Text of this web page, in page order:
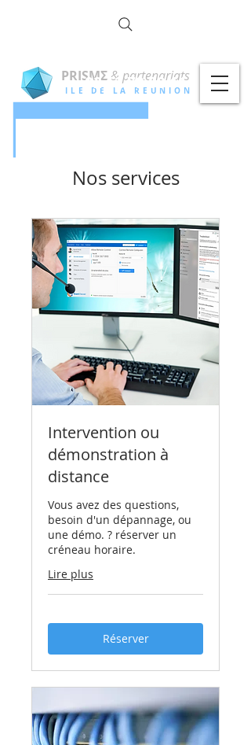
ILE DE LA REUNION
PRISMΣ & partenariats
02 62 79 00 11
Nos services
Intervention ou
démonstration à
distance
Vous avez des questions,
besoin d'un dépannage, ou
une démo. ? réserver un
créneau horaire.
Lire plus
Réserver